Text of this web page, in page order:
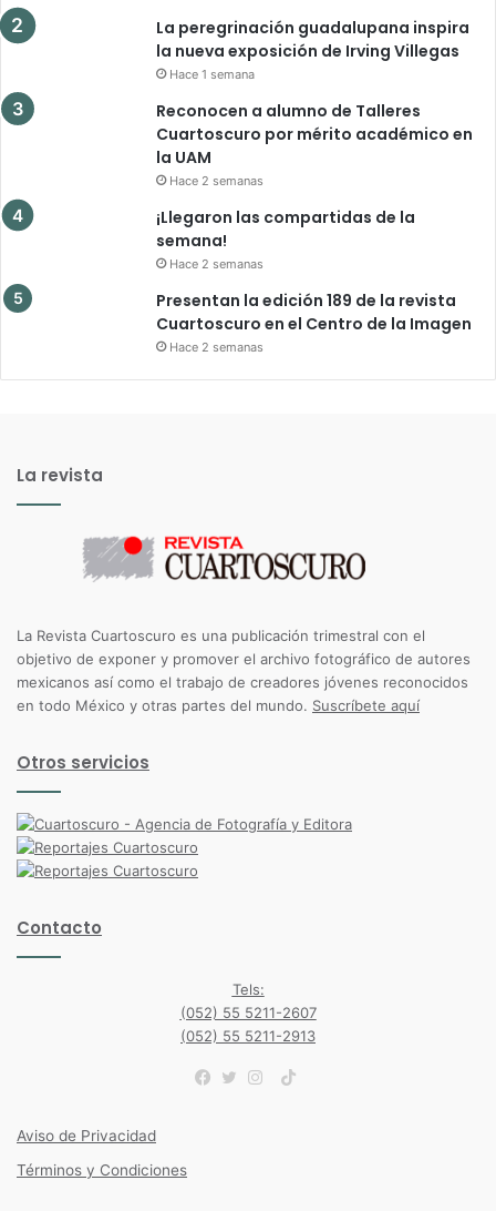
La peregrinación guadalupana inspira
la nueva exposición de Irving Villegas
Hace 1 semana
Reconocen a alumno de Talleres
Cuartoscuro por mérito académico en
la UAM
Hace 2 semanas
¡Llegaron las compartidas de la
semana!
Hace 2 semanas
Presentan la edición 189 de la revista
Cuartoscuro en el Centro de la Imagen
Hace 2 semanas
La revista
La Revista Cuartoscuro es una publicación trimestral con el
objetivo de exponer y promover el archivo fotográfico de autores
mexicanos así como el trabajo de creadores jóvenes reconocidos
en todo México y otras partes del mundo. Suscríbete aquí
Otros servicios
Contacto
Tels:
(052) 55 5211-2607
(052) 55 5211-2913
TikTok
Aviso de Privacidad
Términos y Condiciones